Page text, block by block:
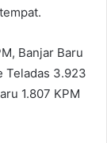
Banjar Baru
Teladas 3.923
1.807 KPM